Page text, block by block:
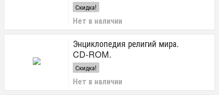
Скидка!
Нет в наличии
Энциклопедия религий мира.
CD-ROM.
Скидка!
Нет в наличии